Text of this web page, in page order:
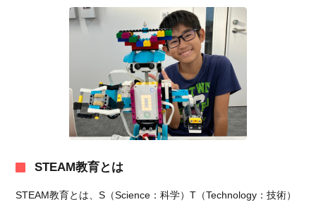
STEAM教育とは
STEAM教育とは、S（Science：科学）T（Technology：技術）